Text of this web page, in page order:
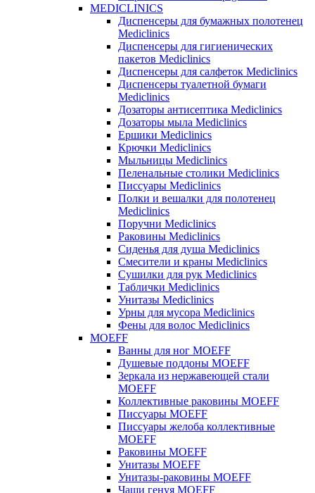
MEDICLINICS
Диспенсеры для бумажных полотенец
Mediclinics
Диспенсеры для гигиенических
пакетов Mediclinics
Диспенсеры для салфеток Mediclinics
Диспенсеры туалетной бумаги
Mediclinics
Дозаторы антисептика Mediclinics
Дозаторы мыла Mediclinics
Ершики Mediclinics
Крючки Mediclinics
Мыльницы Mediclinics
Пеленальные столики Mediclinics
Писсуары Mediclinics
Полки и вешалки для полотенец
Mediclinics
Поручни Mediclinics
Раковины Mediclinics
Сиденья для душа Mediclinics
Смесители и краны Mediclinics
Сушилки для рук Mediclinics
Таблички Mediclinics
Унитазы Mediclinics
Урны для мусора Mediclinics
Фены для волос Mediclinics
MOEFF
Ванны для ног MOEFF
Душевые поддоны MOEFF
Зеркала из нержавеющей стали
MOEFF
Коллективные раковины MOEFF
Писсуары MOEFF
Писсуары желоба коллективные
MOEFF
Раковины MOEFF
Унитазы MOEFF
Унитазы-раковины MOEFF
Чаши генуя MOEFF